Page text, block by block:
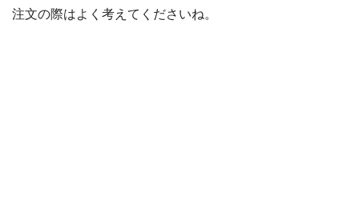
注文の際はよく考えてくださいね。